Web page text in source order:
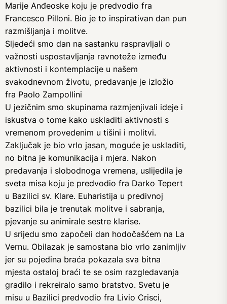
Marije Anđeoske koju je predvodio fra
Francesco Pilloni. Bio je to inspirativan dan pun
razmišljanja i molitve.
Sljedeći smo dan na sastanku raspravljali o
važnosti uspostavljanja ravnoteže između
aktivnosti i kontemplacije u našem
svakodnevnom životu, predavanje je izložio
fra Paolo Zampollini
U jezičnim smo skupinama razmjenjivali ideje i
iskustva o tome kako uskladiti aktivnosti s
vremenom provedenim u tišini i molitvi.
Zaključak je bio vrlo jasan, moguće je uskladiti,
no bitna je komunikacija i mjera. Nakon
predavanja i slobodnoga vremena, uslijedila je
sveta misa koju je predvodio fra Darko Tepert
u Bazilici sv. Klare. Euharistija u predivnoj
bazilici bila je trenutak molitve i sabranja,
pjevanje su animirale sestre klarise.
U srijedu smo započeli dan hodočašćem na La
Vernu. Obilazak je samostana bio vrlo zanimljiv
jer su pojedina braća pokazala sva bitna
mjesta ostaloj braći te se osim razgledavanja
gradilo i rekreiralo samo bratstvo. Svetu je
misu u Bazilici predvodio fra Livio Crisci,